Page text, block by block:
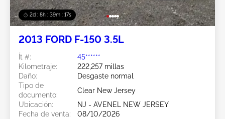
2d : 8h : 39m : 15s
2013 FORD F-150 3.5L
Ít #:
45******
Kilometraje:
222,257 millas
Daño:
Desgaste normal
Tipo de
documento:
Clear New Jersey
Ubicación:
NJ - AVENEL NEW JERSEY
Fecha de venta:
08/10/2026